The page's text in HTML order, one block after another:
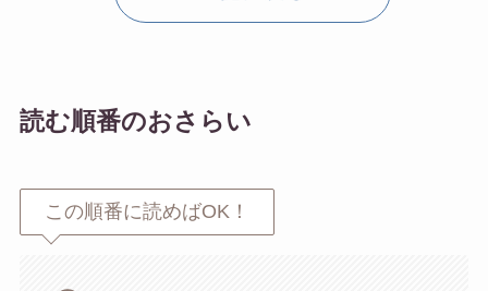
読む順番のおさらい
この順番に読めばOK！